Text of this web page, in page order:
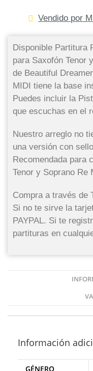
Vendido por
Disponible Partitura
para Saxofón Tenor
de Beautiful
MIDI tiene la base
Puedes incluir la
que escuchas en el
Nuestro arreglo no
una versión con
Recomendada para
Tenor y Soprano Re
Compra a través de
Si no te sirve la
PAYPAL. Si te
partituras en
Información
GÉNERO